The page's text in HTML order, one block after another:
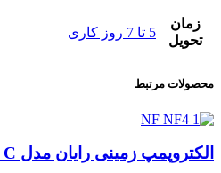
زمان
تحویل
5 تا 7 روز کاری
محصولات مرتبط
الکتروپمپ زمینی رایان مدل NF4 40-200 C